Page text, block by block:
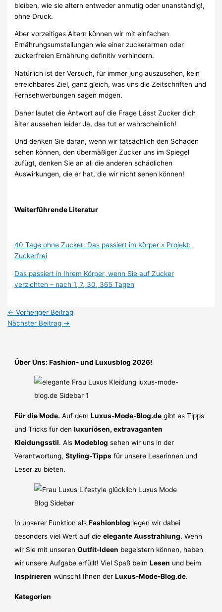
bleiben, wie sie altern entweder anmutig oder unanständig!,
ohne Druck.
Aber vorzeitiges Altern können wir mit einfachen
Ernährungsumstellungen wie einer zuckerarmen oder
zuckerfreien Ernährung definitiv verhindern.
Natürlich ist der Versuch, für immer jung auszusehen, kein
erreichbares Ziel, ganz gleich, was uns die Zeitschriften und
Fernsehwerbungen sagen mögen.
Daher lautet die Antwort auf die Frage Lässt Zucker dich
älter aussehen leider Ja, das tut er wahrscheinlich!
Und denken Sie daran, wenn wir tatsächlich den Schaden
sehen können, den übermäßiger Zucker uns im Spiegel
zufügt, denken Sie an all die anderen schädlichen
Auswirkungen, die er hat, die wir nicht sehen können!
Weiterführende Literatur
40 Tage ohne Zucker: Das passiert im Körper » Projekt:
Zuckerfrei
Das passiert in Ihrem Körper, wenn Sie auf Zucker
verzichten – nach 1, 7, 30, 365 Tagen
← Vorheriger Beitrag
Nächster Beitrag →
Über Uns: Fashion- und Luxusblog 2026!
Für die Mode. Auf demLuxus-Mode-Blog.de gibt es Tipps
und Tricks für denluxuriösen, extravaganten
Kleidungsstil. AlsModeblog sehen wir uns in der
Verantwortung,Styling-Tipps für unsere Leserinnen und
Leser zu bieten.
In unserer Funktion alsFashionblog legen wir dabei
besonders viel Wert auf dieelegante Ausstrahlung. Wenn
wir Sie mit unserenOutfit-Ideen begeistern können, haben
wir unsere Aufgabe erfüllt! Viel Spaß beimLesen und beim
Inspirieren wünscht Ihnen derLuxus-Mode-Blog.de.
Kategorien